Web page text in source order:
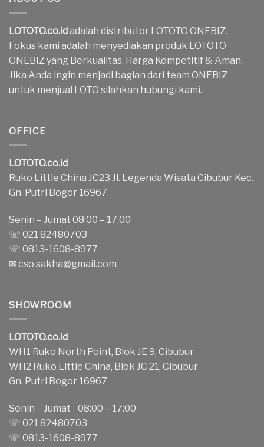
LOTOTO.co.idadalah distributor LOTOTO ONEBIZ.
Fokus kami adalah menyediakan produk LOTOTO
ONEBIZ yang Berkualitas, Harga Kompetitif & Aman.
Jika Anda ingin menjadi bagian dari team ONEBIZ
untuk menjual LOTO silahkan hubungi kami.
OFFICE
LOTOTO.co.id
Ruko Little China JC23 Jl. Legenda Wisata Cibubur Kec.
Gn. Putri Bogor 16967
Senin – Jumat 08:00 – 17:00
☏ 021 82480703
☏ 0813-1608-8977
✉cso.sakha@gmail.com
SHOWROOM
LOTOTO.co.id
WH1 Ruko North Point, Blok JE 9, Cibubur
WH2 Ruko Little China, Blok JC 21, Cibubur
Gn. Putri Bogor 16967
Senin – Jumat 08:00 – 17:00
☏ 021 82480703
☏ 0813-1608-8977